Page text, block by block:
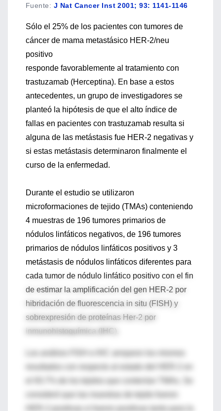
Fuente: J Nat Cancer Inst 2001; 93: 1141-1146
Sólo el 25% de los pacientes con tumores de
cáncer de mama metastásico HER-2/neu
positivo
responde favorablemente al tratamiento con
trastuzamab (Herceptina). En base a estos
antecedentes, un grupo de investigadores se
planteó la hipótesis de que el alto índice de
fallas en pacientes con trastuzamab resulta si
alguna de las metástasis fue HER-2 negativas y
si estas metástasis determinaron finalmente el
curso de la enfermedad.
Durante el estudio se utilizaron
microformaciones de tejido (TMAs) conteniendo
4 muestras de 196 tumores primarios de
nódulos linfáticos negativos, de 196 tumores
primarios de nódulos linfáticos positivos y 3
metástasis de nódulos linfáticos diferentes para
cada tumor de nódulo linfático positivo con el fin
de estimar la amplificación del gen HER-2 por
hibridación de fluorescencia in situ (FISH) y
sobrexpresión de proteínas Her-2 por
inmunohistoquímica (IHC).